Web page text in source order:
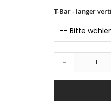
T-Bar - langer
-